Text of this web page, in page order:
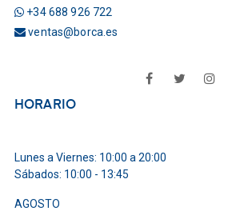
+34 688 926 722
ventas@borca.es
FacebookTwitter
HORARIO
Lunes a Viernes: 10:00 a 20:00
Sábados: 10:00 - 13:45
AGOSTO